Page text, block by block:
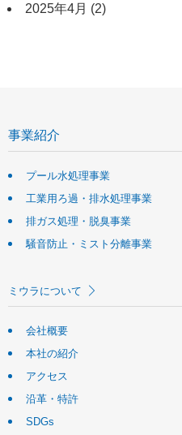
2025年4月 (2)
事業紹介
プール水処理事業
工業用ろ過・排水処理事業
排ガス処理・脱臭事業
騒音防止・ミスト分離事業
ミウラについて
会社概要
本社の紹介
アクセス
沿革・特許
SDGs